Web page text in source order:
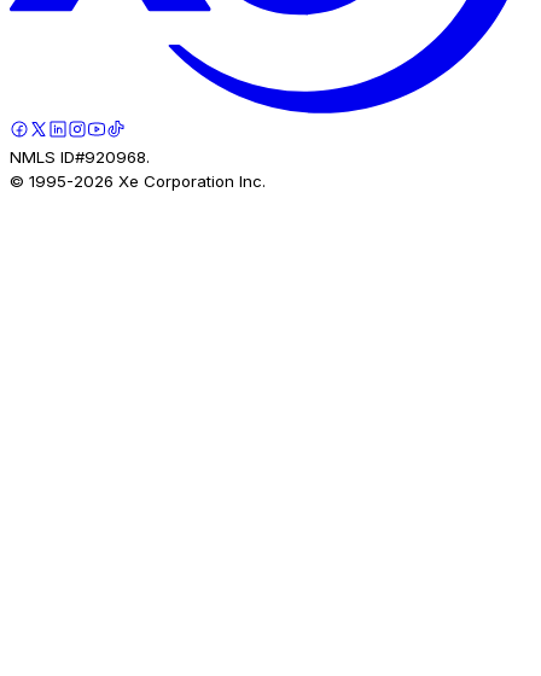
NMLS ID#920968.
© 1995-2026 Xe Corporation Inc.